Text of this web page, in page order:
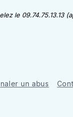
le 09.74.75.13.13
un abus